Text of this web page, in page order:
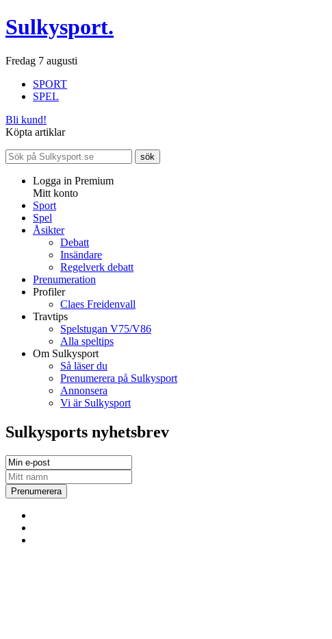
Sulkysport.
Fredag 7 augusti
SPORT
SPEL
Bli kund!
Köpta artiklar
Logga in Premium
Mitt konto
Sport
Spel
Åsikter
Debatt
Insändare
Regelverk debatt
Prenumeration
Profiler
Claes Freidenvall
Travtips
Spelstugan V75/V86
Alla speltips
Om Sulkysport
Så läser du
Prenumerera på Sulkysport
Annonsera
Vi är Sulkysport
Sulkysports nyhetsbrev